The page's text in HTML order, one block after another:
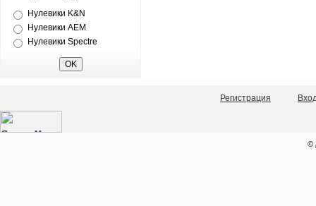
Нулевики K&N
Нулевики AEM
Нулевики Spectre
Регистрация
©